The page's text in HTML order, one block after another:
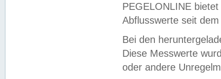
PEGELONLINE
Abflusswerte seit
Bei den
Diese Messwerte
oder andere